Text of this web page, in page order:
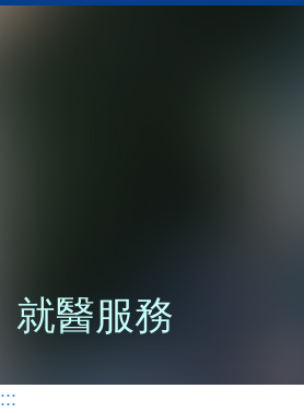
就醫服務
:::